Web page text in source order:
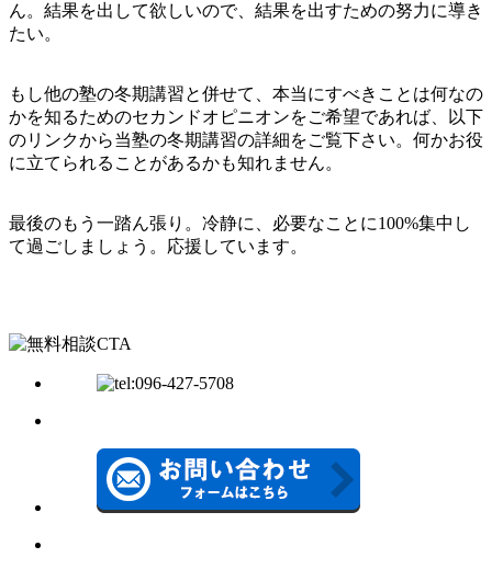
ん。結果を出して欲しいので、結果を出すための努力に導き
たい。
もし他の塾の冬期講習と併せて、本当にすべきことは何なの
かを知るためのセカンドオピニオンをご希望であれば、以下
のリンクから当塾の冬期講習の詳細をご覧下さい。何かお役
に立てられることがあるかも知れません。
最後のもう一踏ん張り。冷静に、必要なことに100%集中し
て過ごしましょう。応援しています。